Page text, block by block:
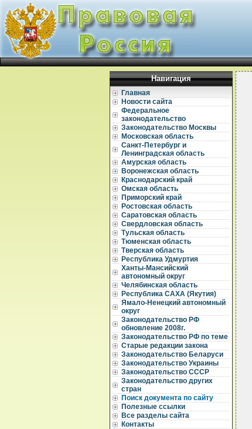
Навигация
Главная
Новости сайта
Федеральное
законодательство
Законодательство Москвы
Московская область
Санкт-Петербург и
Ленинградская область
Амурская область
Воронежская область
Краснодарский край
Омская область
Приморский край
Ростовская область
Саратовская область
Свердловская область
Тульская область
Тюменская область
Тверская область
Республика Удмуртия
Ханты-Мансийский
автономный округ
Челябинская область
Республика САХА (Якутия)
Ямало-Ненецкий автономный
округ
Законодательство РФ
обновление 2008г.
Законодательство РФ по теме
Старые редакции закона
Законодательство Беларуси
Законодательство Украины
Законодательство СССР
Законодательство других
стран
Поиск документа по сайту
Полезные ссылки
Все разделы сайта
Контакты